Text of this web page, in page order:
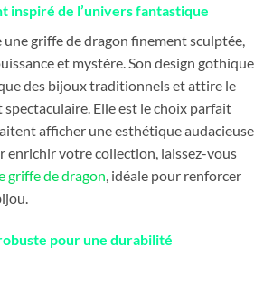
inspiré de l’univers fantastique
griffe de dragon finement sculptée,
et mystère. Son design gothique
des bijoux traditionnels et attire le
spectaculaire. Elle est le choix parfait
afficher une esthétique audacieuse
enrichir votre collection, laissez-vous
griffe de dragon, idéale pour renforcer
pour une durabilité